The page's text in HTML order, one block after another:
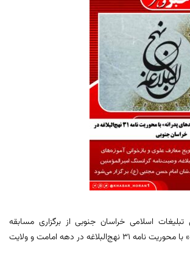
تبلیغات اسلامی خراسان جنوبی از برگزاری مسابقه
اینترنتی «پندهای پدرانه» با محوریت نامه ۳۱ نهج‌البلاغه در دهه امامت و ولایت